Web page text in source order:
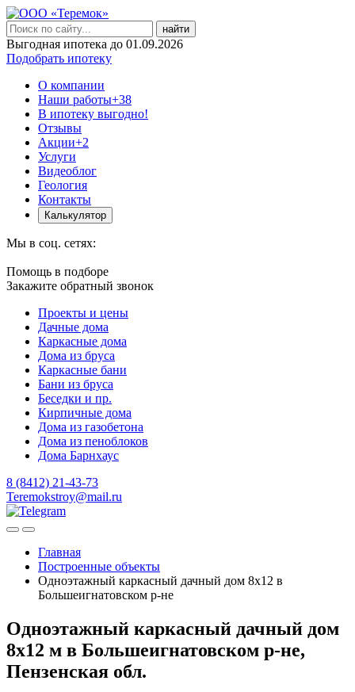
найти
Выгодная ипотека до 01.09.2026
Подобрать ипотеку
О компании
Наши работы+38
В ипотеку выгодно!
Отзывы
Акции+2
Услуги
Видеоблог
Геология
Контакты
Калькулятор
Мы в соц. сетях:
Помощь в подборе
Закажите обратный звонок
Проекты и цены
Дачные дома
Каркасные дома
Дома из бруса
Каркасные бани
Бани из бруса
Беседки и пр.
Кирпичные дома
Дома из газобетона
Дома из пеноблоков
Дома Барнхаус
8 (8412) 21-43-73
Teremokstroy@mail.ru
Главная
Построенные объекты
Одноэтажный каркасный дачный дом 8х12 в
Большеигнатовском р-не
Одноэтажный каркасный дачный дом
8х12 м в Большеигнатовском р-не,
Пензенская обл.